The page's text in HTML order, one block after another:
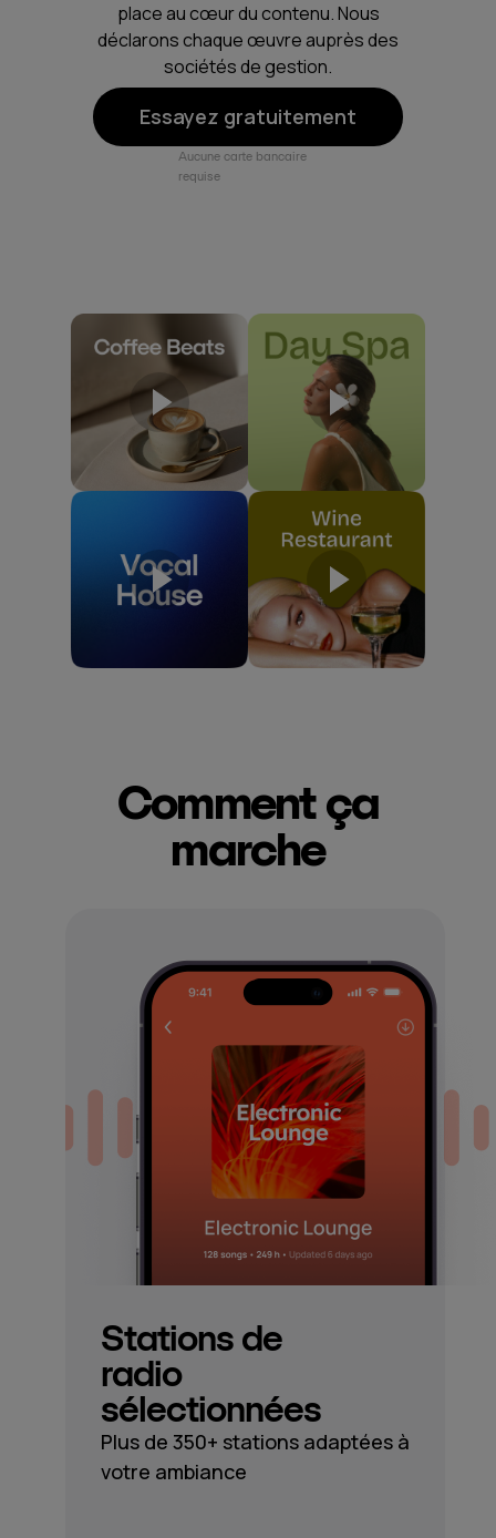
place au cœur du contenu. Nous
déclarons chaque œuvre auprès des
sociétés de gestion.
Essayez gratuitement
Aucune carte bancaire
requise
Stations de
radio
sélectionnées
Plus de 350+ stations adaptées à
votre ambiance
Comment ça
marche